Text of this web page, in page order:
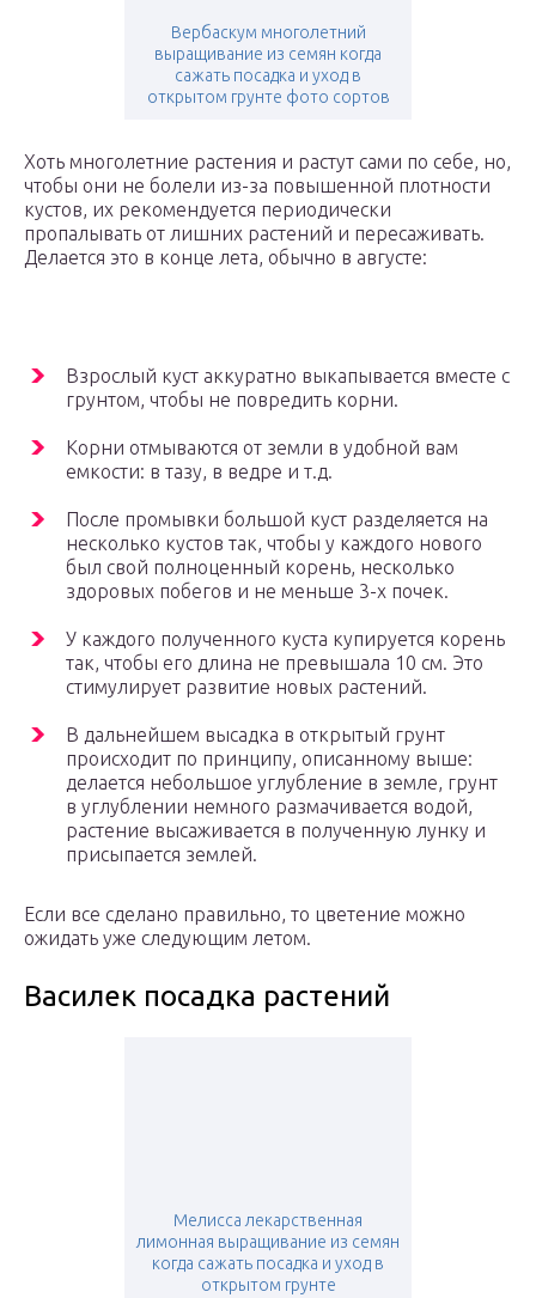
Вербаскум многолетний
выращивание из семян когда
сажать посадка и уход в
открытом грунте фото сортов
Хоть многолетние растения и растут сами по себе, но,
чтобы они не болели из-за повышенной плотности
кустов, их рекомендуется периодически
пропалывать от лишних растений и пересаживать.
Делается это в конце лета, обычно в августе:
Взрослый куст аккуратно выкапывается вместе с
грунтом, чтобы не повредить корни.
Корни отмываются от земли в удобной вам
емкости: в тазу, в ведре и т.д.
После промывки большой куст разделяется на
несколько кустов так, чтобы у каждого нового
был свой полноценный корень, несколько
здоровых побегов и не меньше 3-х почек.
У каждого полученного куста купируется корень
так, чтобы его длина не превышала 10 см. Это
стимулирует развитие новых растений.
В дальнейшем высадка в открытый грунт
происходит по принципу, описанному выше:
делается небольшое углубление в земле, грунт
в углублении немного размачивается водой,
растение высаживается в полученную лунку и
присыпается землей.
Если все сделано правильно, то цветение можно
ожидать уже следующим летом.
Василек посадка растений
Мелисса лекарственная
лимонная выращивание из семян
когда сажать посадка и уход в
открытом грунте